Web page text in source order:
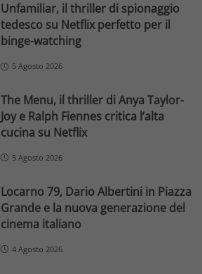
Unfamiliar, il thriller di spionaggio
tedesco su Netflix perfetto per il
binge-watching
5 Agosto 2026
The Menu, il thriller di Anya Taylor-
Joy e Ralph Fiennes critica l’alta
cucina su Netflix
5 Agosto 2026
Locarno 79, Dario Albertini in Piazza
Grande e la nuova generazione del
cinema italiano
4 Agosto 2026